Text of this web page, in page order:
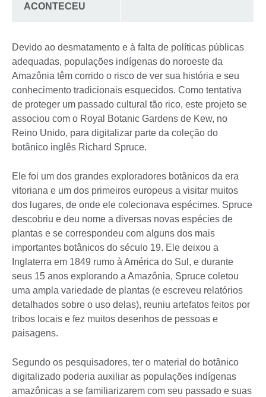
ACONTECEU
Devido ao desmatamento e à falta de políticas públicas
adequadas, populações indígenas do noroeste da
Amazônia têm corrido o risco de ver sua história e seu
conhecimento tradicionais esquecidos. Como tentativa
de proteger um passado cultural tão rico, este projeto se
associou com o Royal Botanic Gardens de Kew, no
Reino Unido, para digitalizar parte da coleção do
botânico inglês Richard Spruce.
Ele foi um dos grandes exploradores botânicos da era
vitoriana e um dos primeiros europeus a visitar muitos
dos lugares, de onde ele colecionava espécimes. Spruce
descobriu e deu nome a diversas novas espécies de
plantas e se correspondeu com alguns dos mais
importantes botânicos do século 19. Ele deixou a
Inglaterra em 1849 rumo à América do Sul, e durante
seus 15 anos explorando a Amazônia, Spruce coletou
uma ampla variedade de plantas (e escreveu relatórios
detalhados sobre o uso delas), reuniu artefatos feitos por
tribos locais e fez muitos desenhos de pessoas e
paisagens.
Segundo os pesquisadores, ter o material do botânico
digitalizado poderia auxiliar as populações indígenas
amazônicas a se familiarizarem com seu passado e suas